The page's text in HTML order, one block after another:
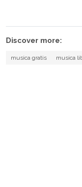
Discover more:
musica gratis musica